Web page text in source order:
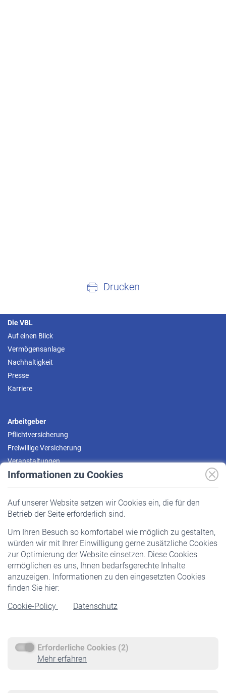
Informationen zu Cookies
Auf unserer Website setzen wir Cookies ein, die für den
Betrieb der Seite erforderlich sind.
Um Ihren Besuch so komfortabel wie möglich zu gestalten,
würden wir mit Ihrer Einwilligung gerne zusätzliche Cookies
zur Optimierung der Website einsetzen. Diese Cookies
ermöglichen es uns, Ihnen bedarfsgerechte Inhalte
anzuzeigen. Informationen zu den eingesetzten Cookies
finden Sie hier:
Cookie-Policy
Datenschutz
Erforderliche Cookies (2)
Mehr erfahren
Drucken
Die VBL
Auf einen Blick
Vermögensanlage
Nachhaltigkeit
Presse
Karriere
Arbeitgeber
Pflichtversicherung
Freiwillige Versicherung
Veranstaltungen
Pflichtversicherung
Staatliche Förderung
Veranstaltungen
Rentner
Rentenbeginn
Rente beantragen
Service
Informationen